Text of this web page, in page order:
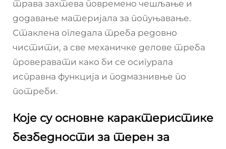
трава захтева повремено чешљање и
додавање материјала за попуњавање.
Стаклена огледала треба редовно
чистити, а све механичке делове треба
проверавати како би се осигурала
исправна функција и подмазнивње по
потреби.
Које су основне карактеристике
безбедности за терен за